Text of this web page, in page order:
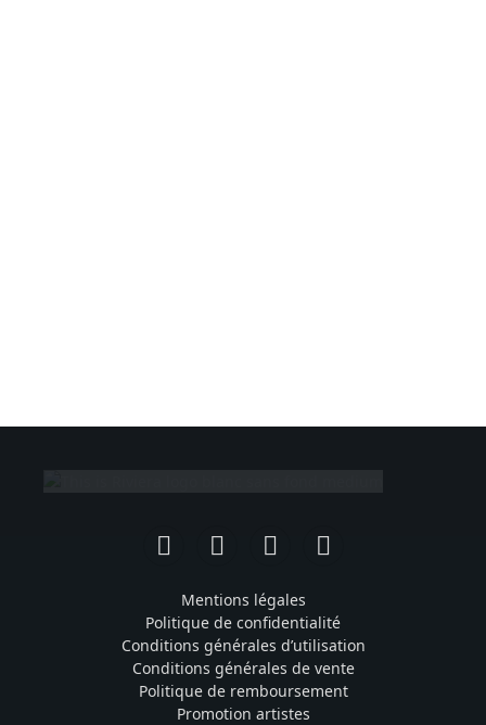
FacebookInstagramTikTok YouTube
Mentions légales
Politique de confidentialité
Conditions générales d’utilisation
Conditions générales de vente
Politique de remboursement
Promotion artistes